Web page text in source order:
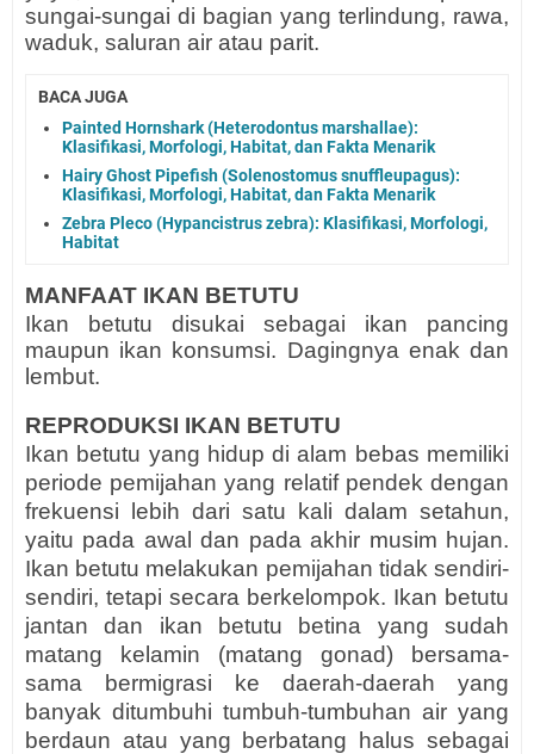
sungai-sungai di bagian yang terlindung, rawa,
waduk, saluran air atau parit.
BACA JUGA
Painted Hornshark (Heterodontus marshallae):
Klasifikasi, Morfologi, Habitat, dan Fakta Menarik
Hairy Ghost Pipefish (Solenostomus snuffleupagus):
Klasifikasi, Morfologi, Habitat, dan Fakta Menarik
Zebra Pleco (Hypancistrus zebra): Klasifikasi, Morfologi,
Habitat
MANFAAT IKAN BETUTU
Ikan betutu disukai sebagai ikan pancing
maupun ikan konsumsi. Dagingnya enak dan
lembut.
REPRODUKSI IKAN BETUTU
Ikan betutu yang hidup di alam bebas memiliki
periode pemijahan yang relatif pendek dengan
frekuensi lebih dari satu kali dalam setahun,
yaitu pada awal dan pada akhir musim hujan.
Ikan betutu melakukan pemijahan tidak sendiri-
sendiri, tetapi secara berkelompok. Ikan betutu
jantan dan ikan betutu betina yang sudah
matang kelamin (matang gonad) bersama-
sama bermigrasi ke daerah-daerah yang
banyak ditumbuhi tumbuh-tumbuhan air yang
berdaun atau yang berbatang halus sebagai